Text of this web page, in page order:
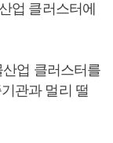
업 클러스터에
업 클러스터를
관과 멀리 떨